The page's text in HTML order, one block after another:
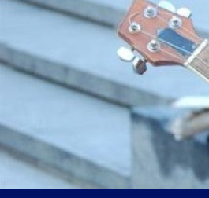
Skip
content